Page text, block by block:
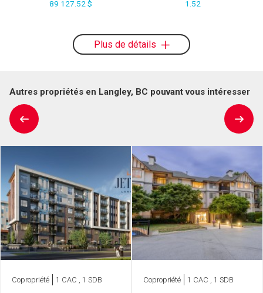
89 127.52 $ 1.52
Plus de détails
Autres propriétés en Langley, BC pouvant vous intéresser
Copropriété 1 CAC , 1 SDB Copropriété 1 CAC , 1 SDB